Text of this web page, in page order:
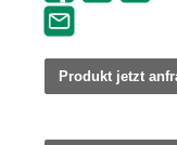
Produkt jetzt